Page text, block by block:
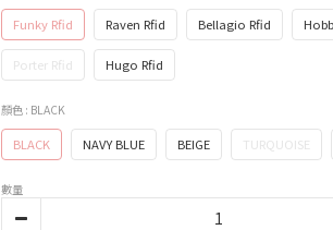
Funky Rfid Raven Rfid Bellagio Rfid
Porter Rfid Hugo Rfid
顏色 : BLACK
BLACK NAVY BLUE BEIGE TURQUOISE
數量